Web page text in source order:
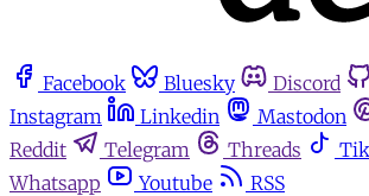
Facebook Bluesky Discord
Instagram
Linkedin Mastodon
Reddit
Telegram Threads
Whatsapp
Youtube
RSS